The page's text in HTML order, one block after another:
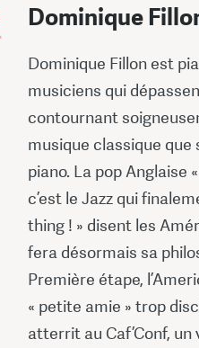
Dominique
Dominique Fillon est
musiciens qui
contournant
musique classique
piano. La pop Anglaise
c’est le Jazz qui
thing ! » disent les
fera désormais sa
Première étape,
« petite amie » trop
atterrit au Caf’Conf,